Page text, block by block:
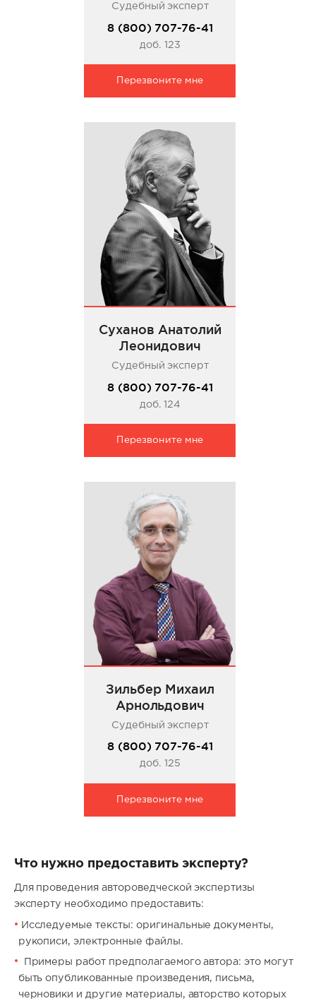
Судебный эксперт
8 (800) 707-76-41
доб. 123
Перезвоните мне
Суханов Анатолий
Леонидович
Судебный эксперт
8 (800) 707-76-41
доб. 124
Перезвоните мне
Зильбер Михаил
Арнольдович
Судебный эксперт
8 (800) 707-76-41
доб. 125
Перезвоните мне
Что нужно предоставить эксперту?
Для проведения автороведческой экспертизы
эксперту необходимо предоставить:
Исследуемые тексты: оригинальные документы,
рукописи, электронные файлы.
Примеры работ предполагаемого автора: это могут
быть опубликованные произведения, письма,
черновики и другие материалы, авторство которых